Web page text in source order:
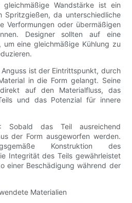
Wandstärke ist ein
Spritzgießen, da unterschiedliche
Verformungen oder übermäßigen
Designer sollten auf eine
um eine gleichmäßige Kühlung zu
ist der Eintrittspunkt, durch
in die Form gelangt. Seine
auf den Materialfluss, das
und das Potenzial für innere
Sobald das Teil ausreichend
der Form ausgeworfen werden.
Konstruktion des
Integrität des Teils gewährleistet
einer Beschädigung während der
Materialien